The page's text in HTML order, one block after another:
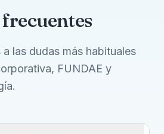
a las dudas más habituales
FUNDAE y